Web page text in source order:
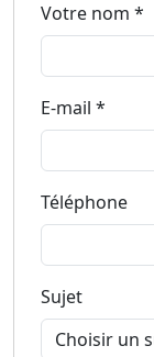
Votre nom *
E-mail *
Téléphone
Sujet